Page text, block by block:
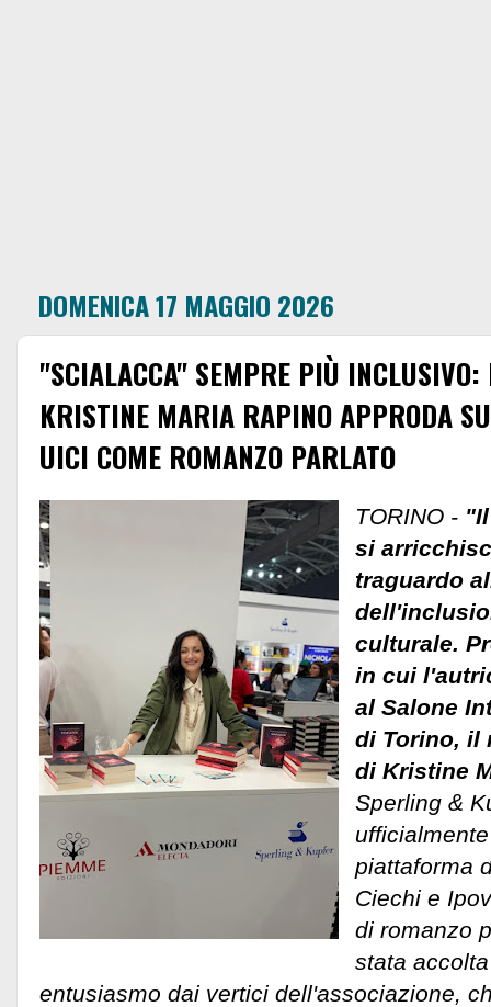
DOMENICA 17 MAGGIO 2026
"SCIALACCA" SEMPRE PIÙ
KRISTINE MARIA RAPINO APPRODA
UICI COME ROMANZO PARLATO
TORINO -
si
traguardo
culturale.
in cui
al Salone
di Torino, il
di Kristine
Sperling &
piattaforma
Ciechi e
di romanzo
stata
entusiasmo dai vertici dell'associazione,